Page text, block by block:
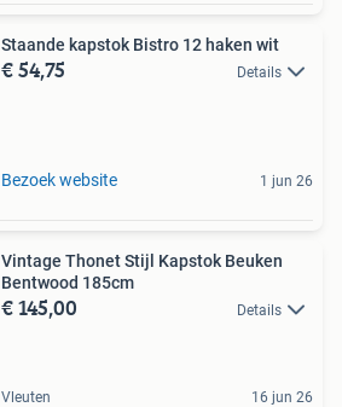
Staande kapstok Bistro 12 haken wit
€ 54,75 Details
Bezoek website 1 jun 26
Vintage Thonet Stijl Kapstok Beuken
Bentwood 185cm
€ 145,00 Details
Vleuten 16 jun 26